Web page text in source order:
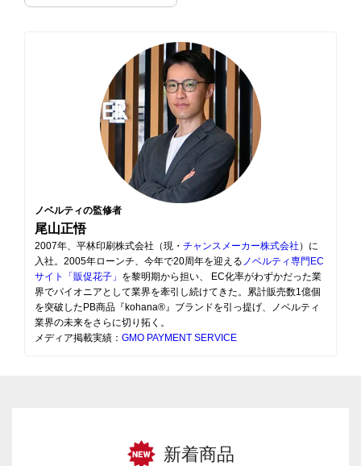
ノベルティの監修者
尾山正悟
2007年、平林印刷株式会社（現・ チャンスメーカー株式会社 ）に
入社。2005年ローンチ、今年で20周年を迎える ノベルティ専門EC
サイト「販促花子」 を黎明期から担い、 EC化率がわずかだった業
界でパイオニアとして業界を牽引し続けてきた。累計販売数1億個
を突破したPB商品『kohana®』ブランドを引っ提げ、ノベルティ
業界の未来をさらに切り拓く。
メディア掲載実績： GMO PAYMENT SERVICE
新着商品